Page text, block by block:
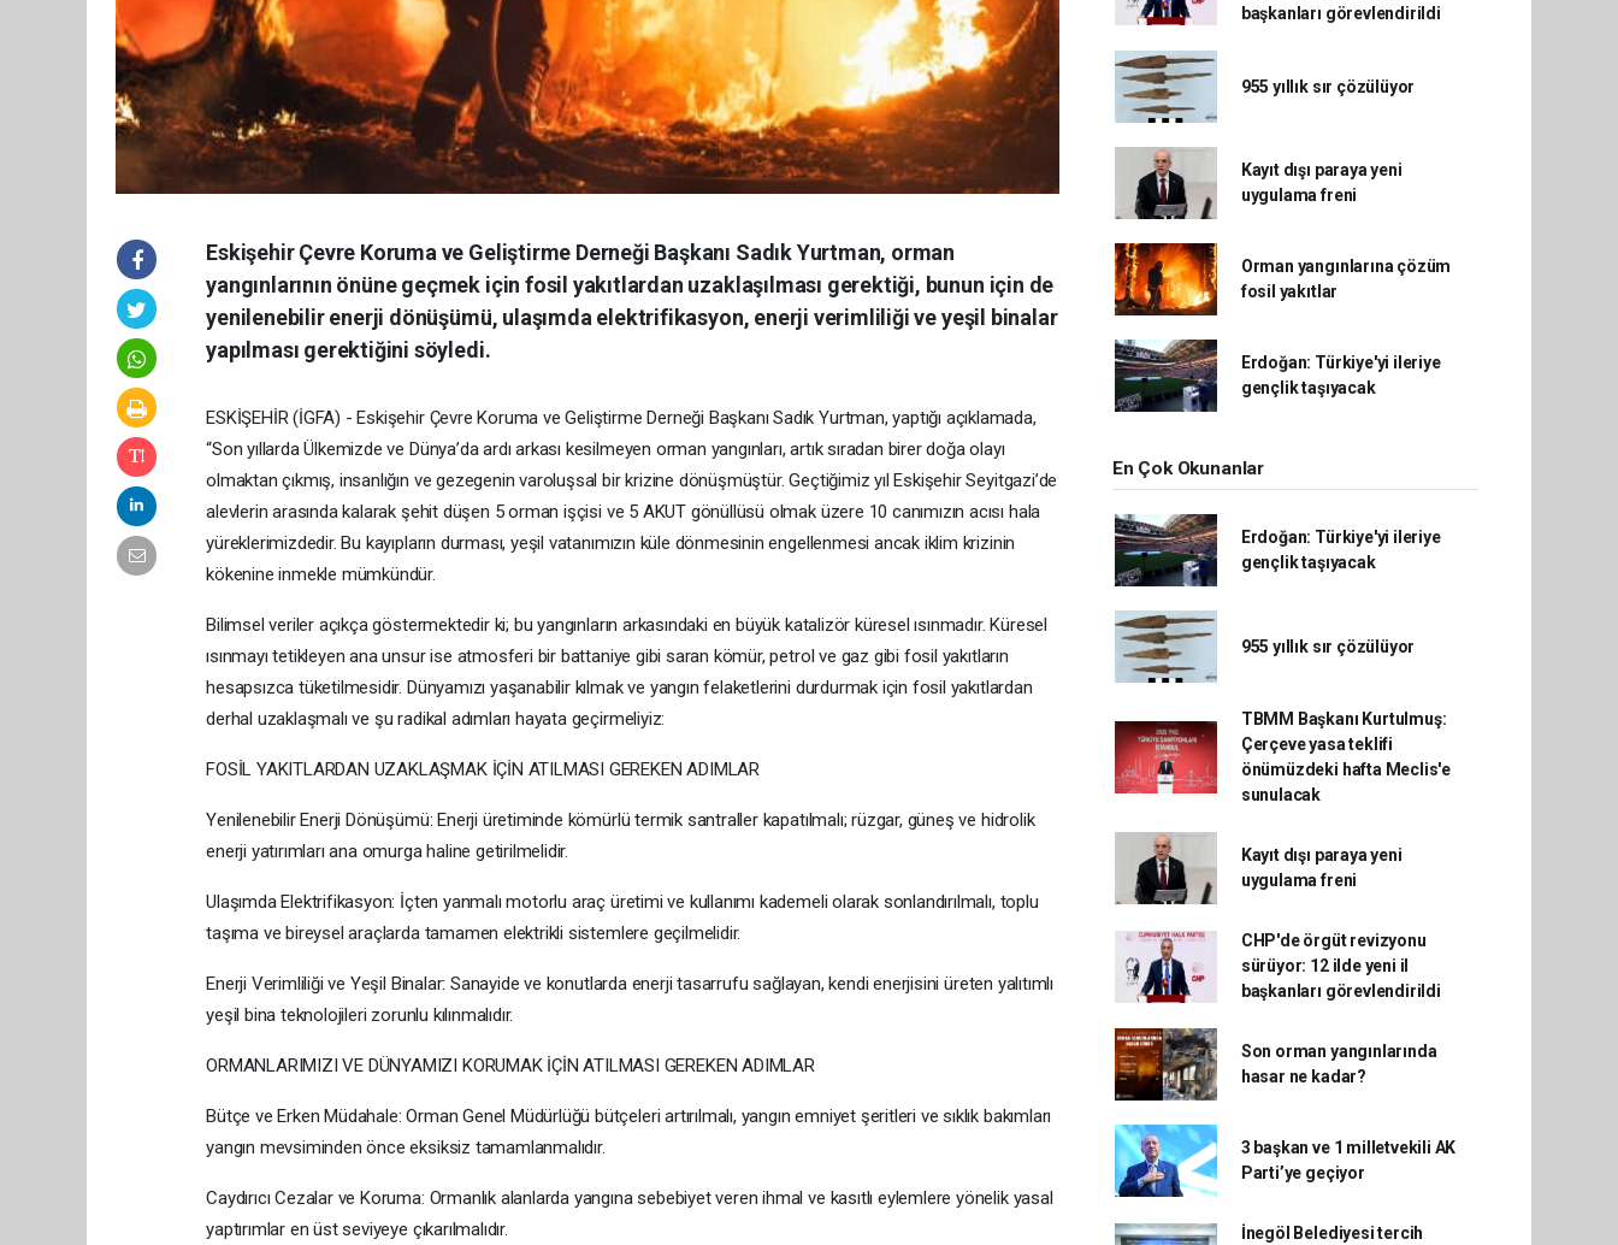
Eskişehir Çevre Koruma ve Geliştirme Derneği Başkanı Sadık Yurtman, orman
yangınlarının önüne geçmek için fosil yakıtlardan uzaklaşılması gerektiği, bunun için de
yenilenebilir enerji dönüşümü, ulaşımda elektrifikasyon, enerji verimliliği ve yeşil binalar
yapılması gerektiğini söyledi.
ESKİŞEHİR (İGFA) - Eskişehir Çevre Koruma ve Geliştirme Derneği Başkanı Sadık Yurtman, yaptığı açıklamada,
“Son yıllarda Ülkemizde ve Dünya’da ardı arkası kesilmeyen orman yangınları, artık sıradan birer doğa olayı
olmaktan çıkmış, insanlığın ve gezegenin varoluşsal bir krizine dönüşmüştür. Geçtiğimiz yıl Eskişehir Seyitgazi’de
alevlerin arasında kalarak şehit düşen 5 orman işçisi ve 5 AKUT gönüllüsü olmak üzere 10 canımızın acısı hala
yüreklerimizdedir. Bu kayıpların durması, yeşil vatanımızın küle dönmesinin engellenmesi ancak iklim krizinin
kökenine inmekle mümkündür.
Bilimsel veriler açıkça göstermektedir ki; bu yangınların arkasındaki en büyük katalizör küresel ısınmadır. Küresel
ısınmayı tetikleyen ana unsur ise atmosferi bir battaniye gibi saran kömür, petrol ve gaz gibi fosil yakıtların
hesapsızca tüketilmesidir. Dünyamızı yaşanabilir kılmak ve yangın felaketlerini durdurmak için fosil yakıtlardan
derhal uzaklaşmalı ve şu radikal adımları hayata geçirmeliyiz:
FOSİL YAKITLARDAN UZAKLAŞMAK İÇİN ATILMASI GEREKEN ADIMLAR
Yenilenebilir Enerji Dönüşümü: Enerji üretiminde kömürlü termik santraller kapatılmalı; rüzgar, güneş ve hidrolik
enerji yatırımları ana omurga haline getirilmelidir.
Ulaşımda Elektrifikasyon: İçten yanmalı motorlu araç üretimi ve kullanımı kademeli olarak sonlandırılmalı, toplu
taşıma ve bireysel araçlarda tamamen elektrikli sistemlere geçilmelidir.
Enerji Verimliliği ve Yeşil Binalar: Sanayide ve konutlarda enerji tasarrufu sağlayan, kendi enerjisini üreten yalıtımlı
yeşil bina teknolojileri zorunlu kılınmalıdır.
ORMANLARIMIZI VE DÜNYAMIZI KORUMAK İÇİN ATILMASI GEREKEN ADIMLAR
Bütçe ve Erken Müdahale: Orman Genel Müdürlüğü bütçeleri artırılmalı, yangın emniyet şeritleri ve sıklık bakımları
yangın mevsiminden önce eksiksiz tamamlanmalıdır.
Caydırıcı Cezalar ve Koruma: Ormanlık alanlarda yangına sebebiyet veren ihmal ve kasıtlı eylemlere yönelik yasal
yaptırımlar en üst seviyeye çıkarılmalıdır.
başkanları görevlendirildi
955 yıllık sır çözülüyor
Kayıt dışı paraya yeni
uygulama freni
Orman yangınlarına çözüm
fosil yakıtlar
Erdoğan: Türkiye'yi ileriye
gençlik taşıyacak
En Çok Okunanlar
Erdoğan: Türkiye'yi ileriye
gençlik taşıyacak
955 yıllık sır çözülüyor
TBMM Başkanı Kurtulmuş:
Çerçeve yasa teklifi
önümüzdeki hafta Meclis'e
sunulacak
Kayıt dışı paraya yeni
uygulama freni
CHP'de örgüt revizyonu
sürüyor: 12 ilde yeni il
başkanları görevlendirildi
Son orman yangınlarında
hasar ne kadar?
3 başkan ve 1 milletvekili AK
Parti’ye geçiyor
İnegöl Belediyesi tercih